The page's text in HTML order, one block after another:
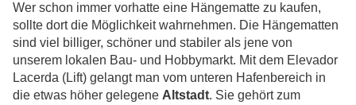
Wer schon immer vorhatte eine Hängematte zu kaufen,
sollte dort die Möglichkeit wahrnehmen. Die Hängematten
sind viel billiger, schöner und stabiler als jene von
unserem lokalen Bau- und Hobbymarkt. Mit dem Elevador
Lacerda (Lift) gelangt man vom unteren Hafenbereich in
die etwas höher gelegene Altstadt. Sie gehört zum